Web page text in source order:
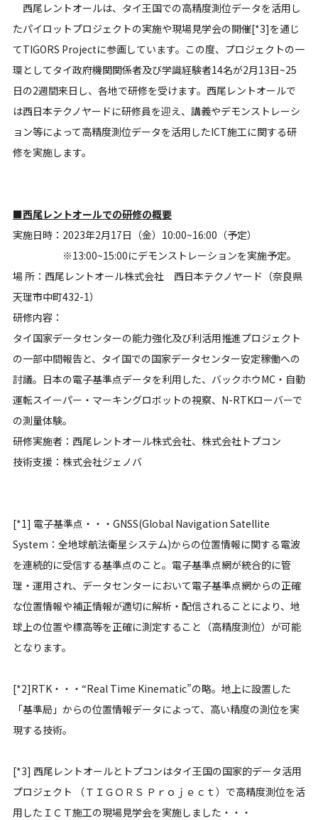
西尾レントオールは、タイ王国での高精度測位データを活用し
たパイロットプロジェクトの実施や現場見学会の開催[*3]を通じ
てTIGORS Projectに参画しています。この度、プロジェクトの一
環としてタイ政府機関関係者及び学識経験者14名が2月13日~25
日の2週間来日し、各地で研修を受けます。西尾レントオールで
は西日本テクノヤードに研修員を迎え、講義やデモンストレーシ
ョン等によって高精度測位データを活用したICT施工に関する研
修を実施します。
■西尾レントオールでの研修の概要
実施日時：2023年2月17日（金）10:00~16:00（予定）
※13:00~15:00にデモンストレーションを実施予定。
場 所：西尾レントオール株式会社 西日本テクノヤード（奈良県
天理市中町432-1）
研修内容：
タイ国家データセンターの能力強化及び利活用推進プロジェクト
の一部中間報告と、タイ国での国家データセンター安定稼働への
討議。日本の電子基準点データを利用した、バックホウMC・自動
運転スイーパー・マーキングロボットの視察、N-RTKローバーで
の測量体験。
研修実施者：西尾レントオール株式会社、株式会社トプコン
技術支援：株式会社ジェノバ
[*1] 電子基準点・・・GNSS(Global Navigation Satellite
System：全地球航法衛星システム)からの位置情報に関する電波
を連続的に受信する基準点のこと。電子基準点網が統合的に管
理・運用され、データセンターにおいて電子基準点網からの正確
な位置情報や補正情報が適切に解析・配信されることにより、地
球上の位置や標高等を正確に測定すること（高精度測位）が可能
となります。
[*2]RTK・・・“Real Time Kinematic”の略。地上に設置した
「基準局」からの位置情報データによって、高い精度の測位を実
現する技術。
[*3] 西尾レントオールとトプコンはタイ王国の国家的データ活用
プロジェクト （ＴＩＧＯＲＳ Ｐｒｏｊｅｃｔ）で高精度測位を活
用したＩＣＴ施工の現場見学会を実施しました・・・